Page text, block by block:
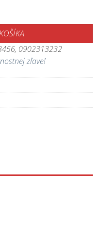
- kvalitné 3D pozadie pre
0902313232
zľave!